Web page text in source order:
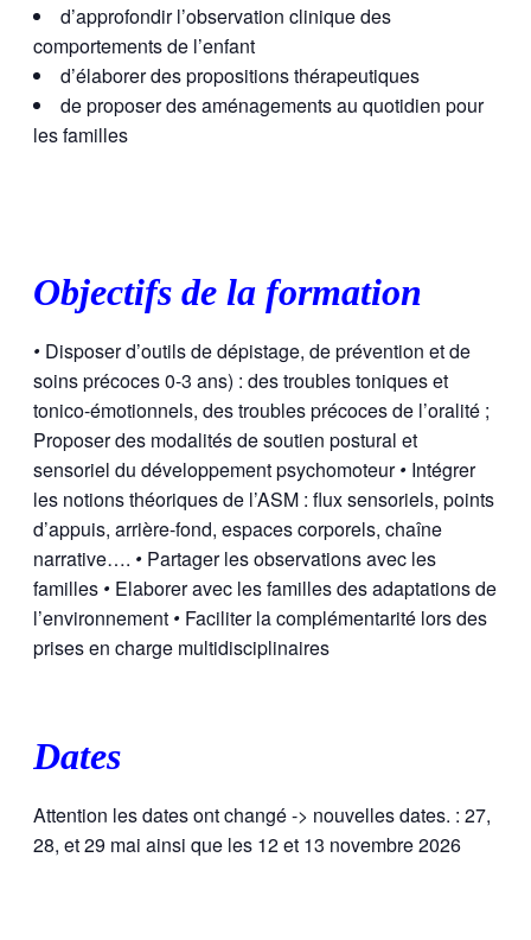
d’approfondir l’observation clinique des
comportements de l’enfant
d’élaborer des propositions thérapeutiques
de proposer des aménagements au quotidien pour
les familles
Objectifs de la formation
• Disposer d’outils de dépistage, de prévention et de
soins précoces 0-3 ans) : des troubles toniques et
tonico-émotionnels, des troubles précoces de l’oralité ;
Proposer des modalités de soutien postural et
sensoriel du développement psychomoteur• Intégrer
les notions théoriques de l’ASM : flux sensoriels, points
d’appuis, arrière-fond, espaces corporels, chaîne
narrative…. • Partager les observations avec les
familles • Elaborer avec les familles des adaptations de
l’environnement • Faciliter la complémentarité lors des
prises en charge multidisciplinaires
Dates
Attention les dates ont changé -> nouvelles dates. : 27,
28, et 29 mai ainsi que les 12 et 13 novembre 2026